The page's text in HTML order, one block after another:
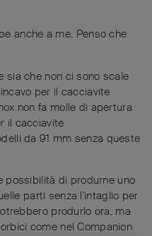
anche a me. Penso che
sia che non ci sono scale
per il cacciavite
non fa molle di apertura
il cacciavite
da 91 mm senza queste
possibilità di produrne uno
parti senza l'intaglio per
produrlo ora, ma
come nel Companion